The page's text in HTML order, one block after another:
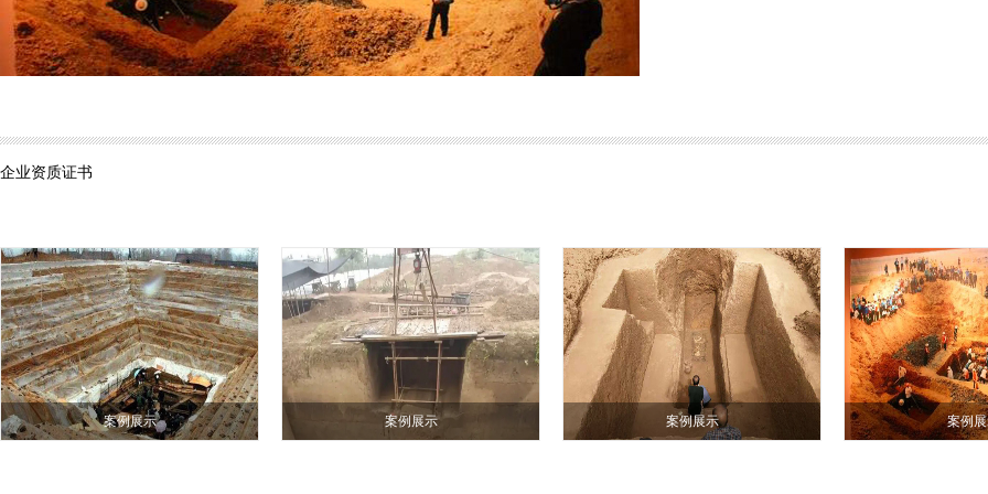
企业资质证书
案例展示 案例展示 案例展示 案例